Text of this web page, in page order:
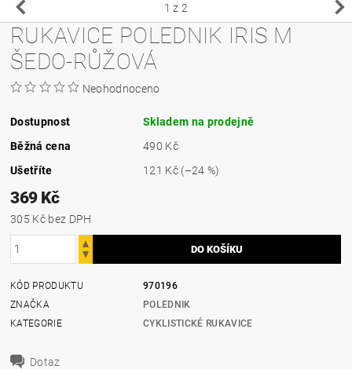
1 z 2
RUKAVICE POLEDNIK IRIS M
ŠEDO-RŮŽOVÁ
Neohodnoceno
Dostupnost
Skladem na prodejně
Běžná cena
490 Kč
Ušetříte
121 Kč (–24 %)
369 Kč
305 Kč bez DPH
KÓD PRODUKTU
970196
ZNAČKA
POLEDNIK
KATEGORIE
CYKLISTICKÉ RUKAVICE
Dotaz